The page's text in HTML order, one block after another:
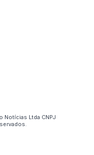
Ltda CNPJ